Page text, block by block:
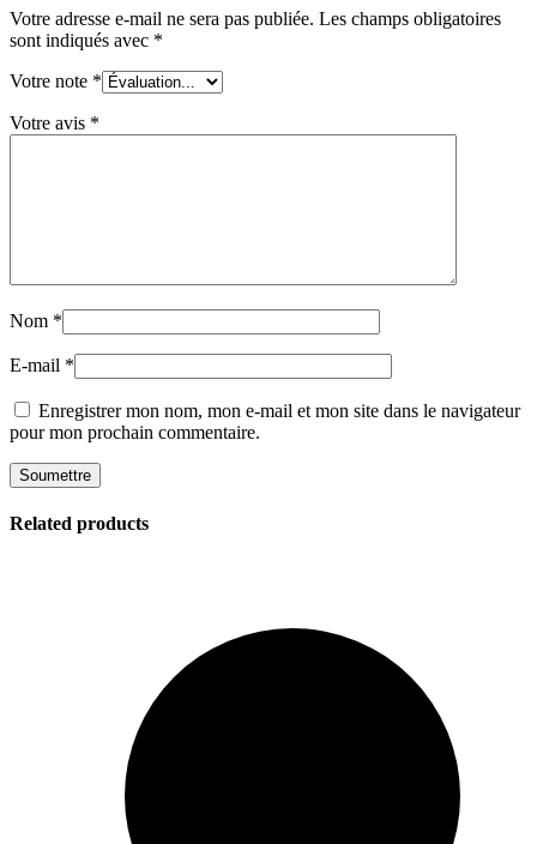
Votre adresse e-mail ne sera pas publiée. Les champs obligatoires
sont indiqués avec *
Votre note *
Votre avis *
Nom *
E-mail *
Enregistrer mon nom, mon e-mail et mon site dans le navigateur
pour mon prochain commentaire.
Related products